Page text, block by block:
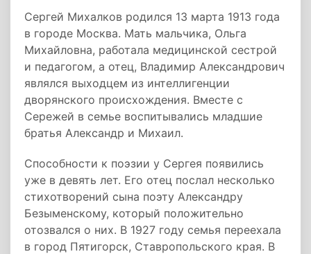
Сергей Михалков родился 13 марта 1913 года
в городе Москва. Мать мальчика, Ольга
Михайловна, работала медицинской сестрой
и педагогом, а отец, Владимир Александрович
являлся выходцем из интеллигенции
дворянского происхождения. Вместе с
Сережей в семье воспитывались младшие
братья Александр и Михаил.
Способности к поэзии у Сергея появились
уже в девять лет. Его отец послал несколько
стихотворений сына поэту Александру
Безыменскому, который положительно
отозвался о них. В 1927 году семья переехала
в город Пятигорск, Ставропольского края. В